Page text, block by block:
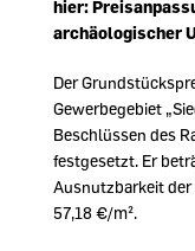
hier:
archäologischer
Der
Gewerbegebiet
Beschlüssen des
festgesetzt. Er
Ausnutzbarkeit
57,18 €/m².